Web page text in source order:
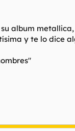
album
y te lo dice